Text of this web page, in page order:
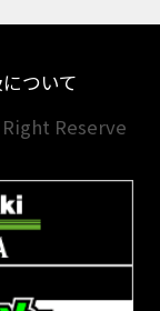
ついて
Reserve